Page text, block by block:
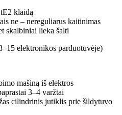
klaidą
ne – nereguliarus kaitinimas
skalbiniai lieka šalti
elektronikos parduotuvėje)
mašiną iš elektros
3–4 varžtai
cilindrinis jutiklis prie šildytuvo